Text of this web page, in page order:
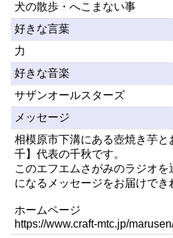
犬の散歩・へこまない事
好きな言葉
力
好きな音楽
サザンオールスターズ
メッセージ
相模原市下溝にある壺焼き芋
千】代表の千秋です。
このエフエムさがみのラジオ
になるメッセージをお届けで
ホームページ
https://www.craft-mtc.jp/